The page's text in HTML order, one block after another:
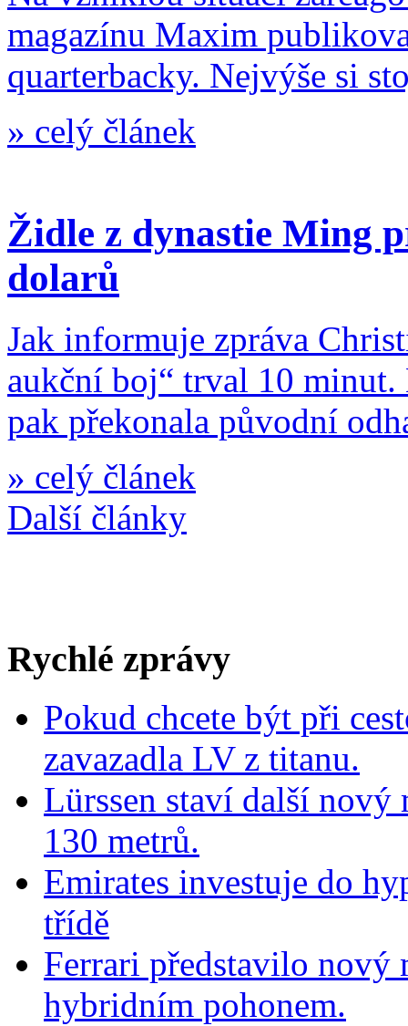
magazínu Maxim
quarterbacky. Nejvýše si
» celý článek
Židle z dynastie Ming
dolarů
Jak informuje zpráva
aukční boj“ trval 10
pak překonala původní
» celý článek
Další články
Rychlé zprávy
Pokud chcete být při
zavazadla LV z titanu.
Lürssen staví další nový
130 metrů.
Emirates investuje do
třídě
Ferrari představilo nový
hybridním pohonem.